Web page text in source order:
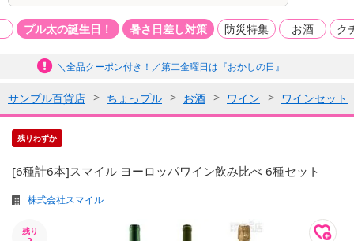
プル太の誕生日！ 暑さ日差し対策 防災特集 お酒 ク
＼全品クーポン付き！／第二金曜日は『おかしの日』
サンプル百貨店 ちょっプル お酒 ワイン ワインセット
残りわずか
[6種計6本]スマイル ヨーロッパワイン飲み比べ 6種セット
株式会社スマイル
残り